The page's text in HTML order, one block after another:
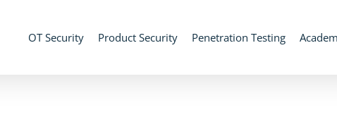
OT Security Product Security Penetration Testing